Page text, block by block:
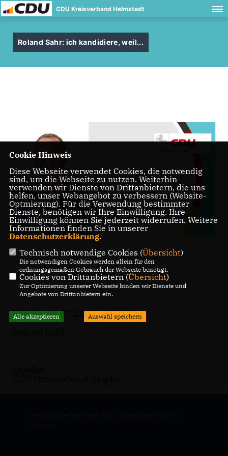
CDU Kreisverband Helmstedt
Roland Sahr: ich kandidiere, weil...
Velpke, 26.07.2021, 08:01 Uhr
Cookie Hinweis
Diese Webseite verwendet Cookies, die notwendig
sind, um die Webseite zu nutzen. Weiterhin
verwenden wir Dienste von Drittanbietern, die uns
helfen, unser Webangebot zu verbessern (Website-
Optmierung). Für die Verwendung bestimmter
Dienste, benötigen wir Ihre Einwilligung. Ihre
Einwilligung können Sie jederzeit widerrufen. Weitere
Informationen finden Sie in unserer
Datenschutzerklärung.
Technisch notwendige Cookies (Übersicht)
Die notwendigen Cookies werden allein für den
ordnungsgemäßen Gebrauch der Webseite benötigt.
Cookies von Drittanbietern (Übersicht)
Zur Optimierung unserer Webseite binden wir Dienste und
Angebote von Drittanbietern ein.
Alle akzeptieren Auswahl speichern